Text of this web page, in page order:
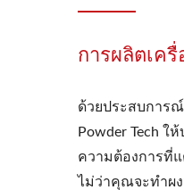
การผลิตเค
ด้วยประสบการ
Powder Tech ใ
ความต้องการที่
ไม่ว่าคุณจะทำผง